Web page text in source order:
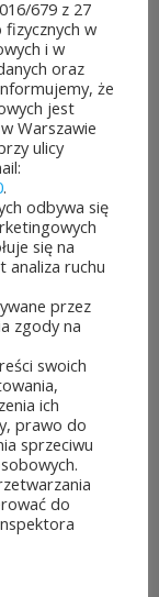
679 z 27
w
i w
oraz
że
jest
Warszawie
ulicy
.
odbywa się
się na
analiza ruchu
przez
zgody na
swoich
ich
prawo do
sprzeciwu
do